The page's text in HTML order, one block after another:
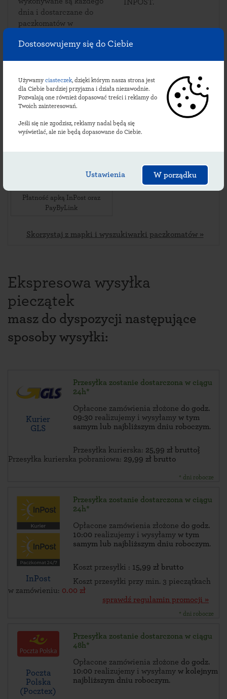
Dostosowujemy się do Ciebie
Używamy ciasteczek, dzięki którym nasza strona jest
dla Ciebie bardziej przyjazna i działa niezawodnie.
Pozwalają one również dopasować treści i reklamy do
Twoich zainteresowań.
Jeśli się nie zgodzisz, reklamy nadal będą się
wyświetlać, ale nie będą dopasowane do Ciebie.
Ustawienia W porządku
dnia i dostarczane do
paczkomatów w
INPOST.
Sprawdź lokalizacje
brzeskich paczkomatów:
24/7 Przy sklepie spożywczym
Płatność apką InPost oraz
PayByLink
Skorzystaj z mapki i wyszukiwarki paczkomatów »
Ekspresowa wysyłka
pieczątek
masz do dyspozycji następujące
sposoby wysyłki:
Kurier
GLS
Przesyłka zostanie dostarczona w ciągu
24h*
Opłacone zamówienia złożone do godz.
09:30 realizujemy i wysyłamy w tym
samym lub najbliższym dniu roboczym.
Przesyłka kurierska: 25,99 zł brutto}
Przesyłka kurierska pobraniowa: 29,99 zł brutto
* dni robocze
InPost
Przesyłka zostanie dostarczona w ciągu
24h*
Opłacone zamówienia złożone do godz.
10:00 realizujemy i wysyłamy w tym
samym lub najbliższym dniu roboczym.
Koszt przesyłki : 15,99 zł brutto
Koszt przesyłki przy min. 3 pieczątkach
w zamówieniu: 0.00 zł
sprawdź regulamin promocji »
* dni robocze
Poczta
Polska
(Pocztex)
Przesyłka zostanie dostarczona w ciągu
48h*
Opłacone zamówienia złożone do godz.
10:00 realizujemy i wysyłamy w kolejnym
najbliższym dniu roboczym.